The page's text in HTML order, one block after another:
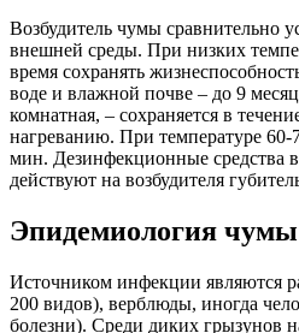
Возбудитель чумы сравнительно
внешней среды. При низких
время сохранять
воде и влажной почве – до 9
комнатная, – сохраняется в
нагреванию. При температуре 60-
мин. Дезинфекционные средства
действуют на возбудителя
Эпидемиология чумы
Источником инфекции являются
200 видов), верблюды, иногда
болезни). Среди диких грызунов